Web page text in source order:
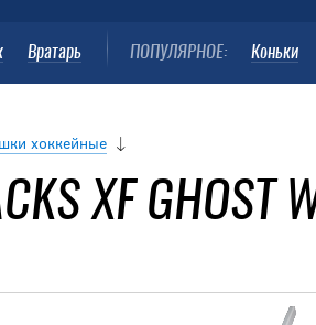
Вратарь ПОПУЛЯРНОЕ: Коньки
хоккейные
XF GHOST